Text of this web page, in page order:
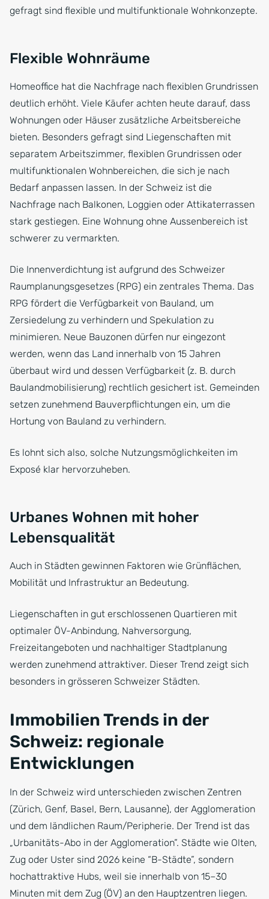
gefragt sind flexible und multifunktionale Wohnkonzepte.
Flexible Wohnräume
Homeoffice hat die Nachfrage nach flexiblen Grundrissen
deutlich erhöht. Viele Käufer achten heute darauf, dass
Wohnungen oder Häuser zusätzliche Arbeitsbereiche
bieten. Besonders gefragt sind Liegenschaften mit
separatem Arbeitszimmer, flexiblen Grundrissen oder
multifunktionalen Wohnbereichen, die sich je nach
Bedarf anpassen lassen. In der Schweiz ist die
Nachfrage nach Balkonen, Loggien oder Attikaterrassen
stark gestiegen. Eine Wohnung ohne Aussenbereich ist
schwerer zu vermarkten.
Die Innenverdichtung ist aufgrund des Schweizer
Raumplanungsgesetzes (RPG) ein zentrales Thema. Das
RPG fördert die Verfügbarkeit von Bauland, um
Zersiedelung zu verhindern und Spekulation zu
minimieren. Neue Bauzonen dürfen nur eingezont
werden, wenn das Land innerhalb von 15 Jahren
überbaut wird und dessen Verfügbarkeit (z. B. durch
Baulandmobilisierung) rechtlich gesichert ist. Gemeinden
setzen zunehmend Bauverpflichtungen ein, um die
Hortung von Bauland zu verhindern.
Es lohnt sich also, solche Nutzungsmöglichkeiten im
Exposé klar hervorzuheben.
Urbanes Wohnen mit hoher
Lebensqualität
Auch in Städten gewinnen Faktoren wie Grünflächen,
Mobilität und Infrastruktur an Bedeutung.
Liegenschaften in gut erschlossenen Quartieren mit
optimaler ÖV-Anbindung, Nahversorgung,
Freizeitangeboten und nachhaltiger Stadtplanung
werden zunehmend attraktiver. Dieser Trend zeigt sich
besonders in grösseren Schweizer Städten.
Immobilien Trends in der
Schweiz: regionale
Entwicklungen
In der Schweiz wird unterschieden zwischen Zentren
(Zürich, Genf, Basel, Bern, Lausanne), der Agglomeration
und dem ländlichen Raum/Peripherie. Der Trend ist das
„Urbanitäts-Abo in der Agglomeration”. Städte wie Olten,
Zug oder Uster sind 2026 keine “B-Städte”, sondern
hochattraktive Hubs, weil sie innerhalb von 15–30
Minuten mit dem Zug (ÖV) an den Hauptzentren liegen.